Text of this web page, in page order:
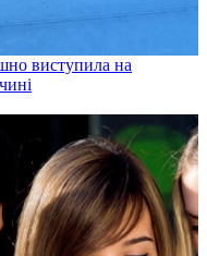
виступила на